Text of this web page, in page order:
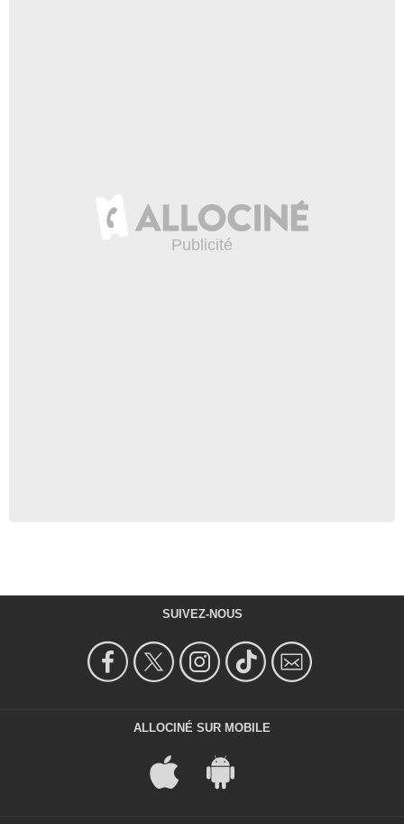
SUIVEZ-NOUS
ALLOCINÉ SUR MOBILE